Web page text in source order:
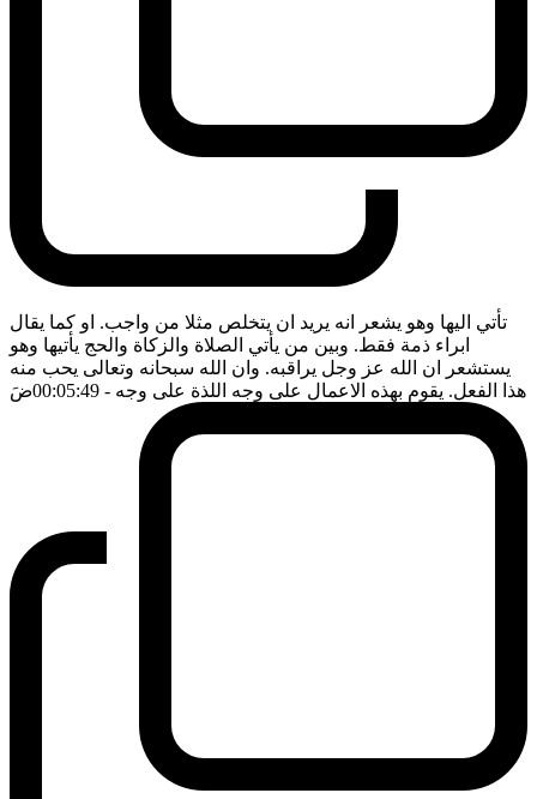
تأتي اليها وهو يشعر انه يريد ان يتخلص مثلا من واجب. او كما يقال
ابراء ذمة فقط. وبين من يأتي الصلاة والزكاة والحج يأتيها وهو
يستشعر ان الله عز وجل يراقبه. وان الله سبحانه وتعالى يحب منه
هذا الفعل. يقوم بهذه الاعمال على وجه اللذة على وجه - 00:05:49 ضَ